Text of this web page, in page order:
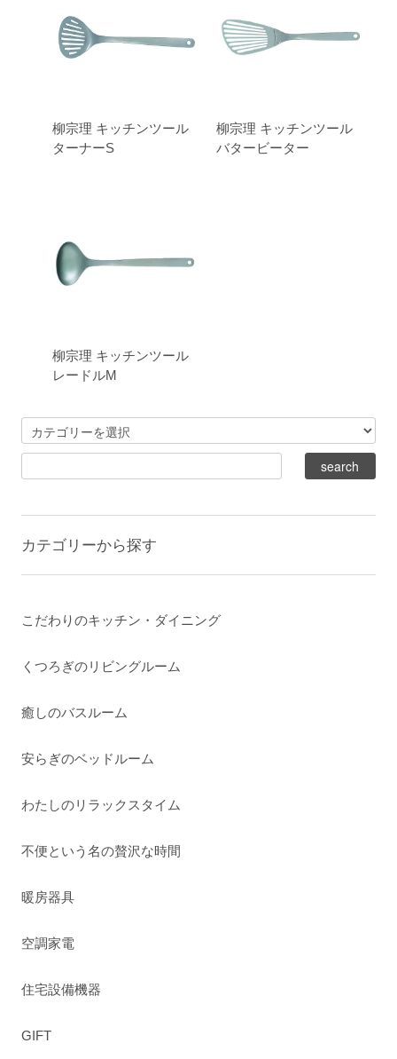
柳宗理 キッチンツール
ターナーS
柳宗理 キッチンツール
バタービーター
柳宗理 キッチンツール
レードルM
カテゴリーから探す
こだわりのキッチン・ダイニング
くつろぎのリビングルーム
癒しのバスルーム
安らぎのベッドルーム
わたしのリラックスタイム
不便という名の贅沢な時間
暖房器具
空調家電
住宅設備機器
GIFT